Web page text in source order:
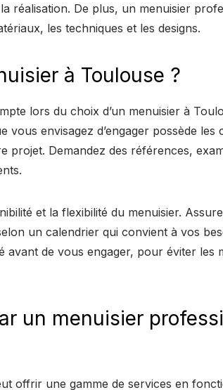
réalisation. De plus, un menuisier
les techniques et les designs.
à Toulouse ?
lors du choix d’un menuisier à
vous envisagez d’engager possède les
projet. Demandez des références,
et la flexibilité du menuisier.
un calendrier qui convient à vos
avant de vous engager, pour éviter les
un menuisier
offrir une gamme de services en